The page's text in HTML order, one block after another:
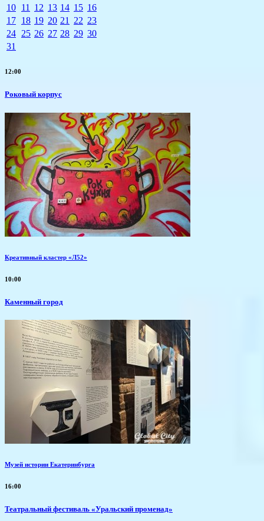
10 11 12 13 14 15 16
17 18 19 20 21 22 23
24 25 26 27 28 29 30
31
12:00
Роковый корпус
Креативный кластер «Л52»
10:00
Каменный город
Музей истории Екатеринбурга
16:00
Театральный фестиваль «Уральский променад»